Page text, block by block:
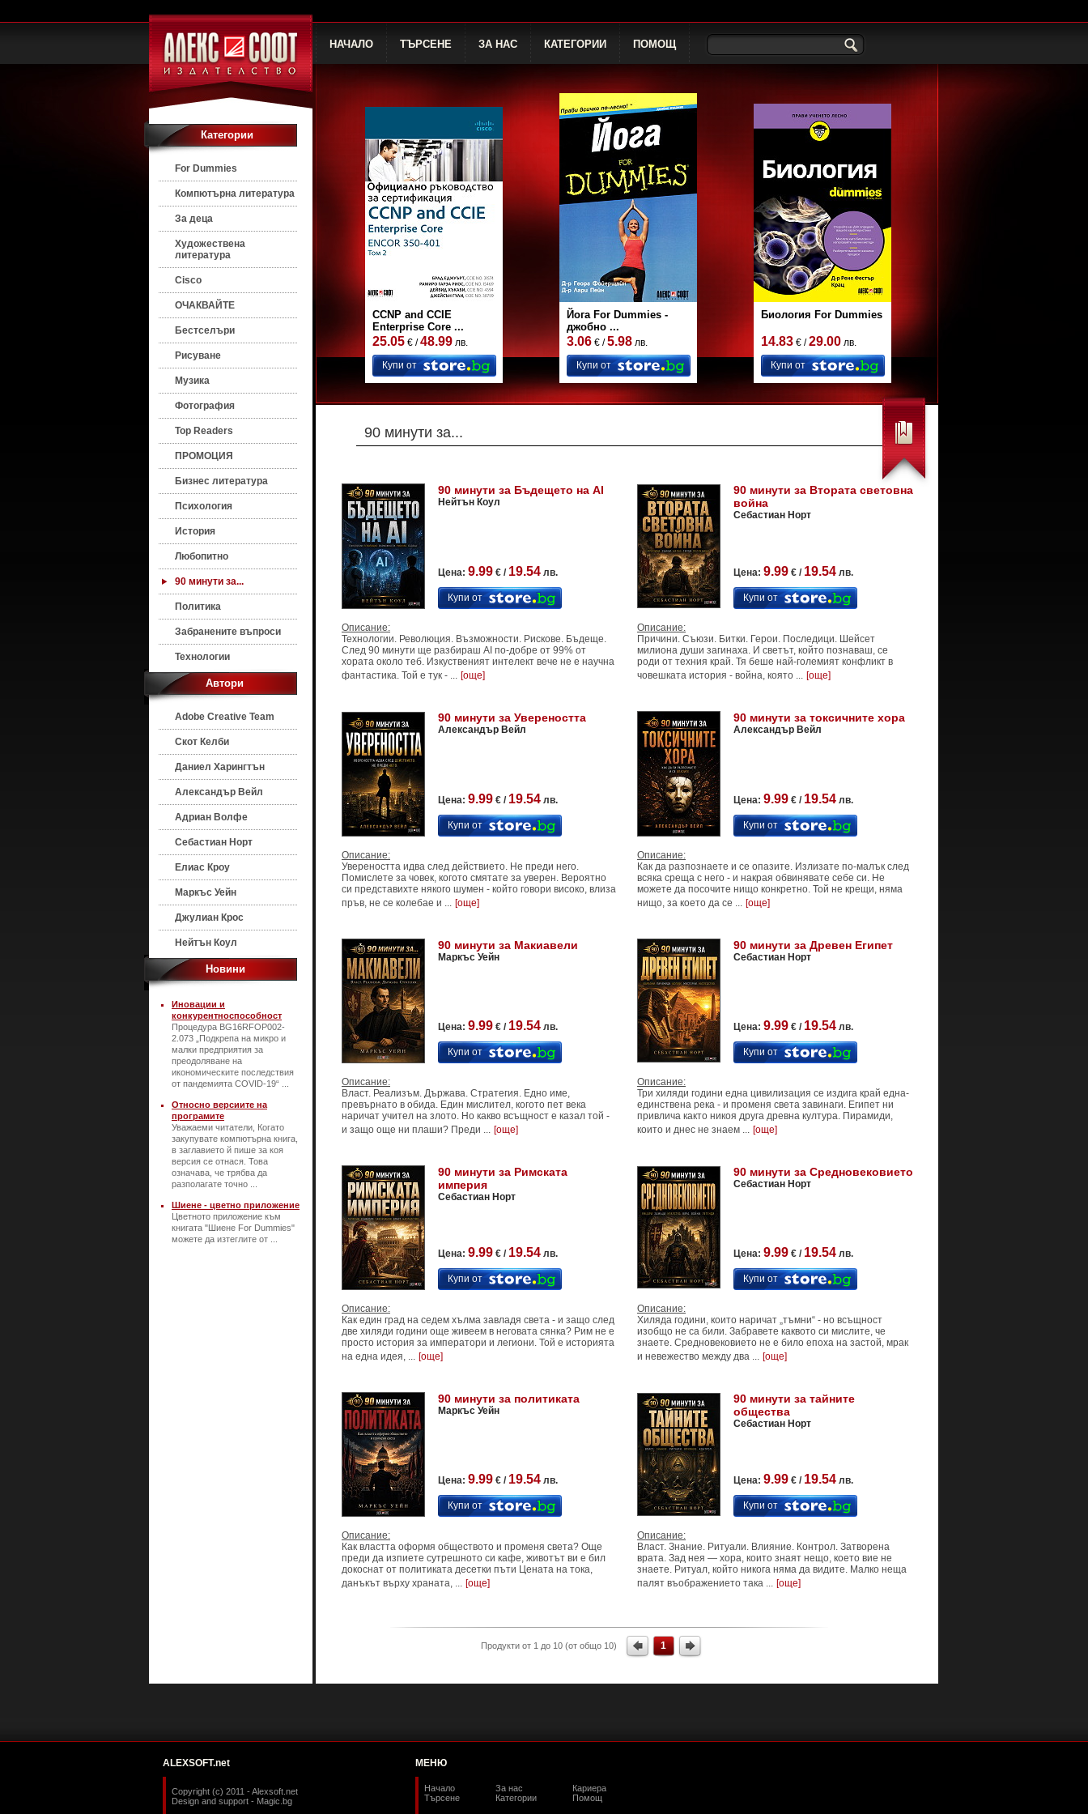
НАЧАЛО ТЪРСЕНЕ ЗА НАС КАТЕГОРИИ ПОМОЩ
Категории
For Dummies
Компютърна литература
За деца
Художествена
литература
Cisco
ОЧАКВАЙТЕ
Бестселъри
Рисуване
Музика
Фотография
Top Readers
ПРОМОЦИЯ
Бизнес литература
Психология
История
Любопитно
90 минути за...
Политика
Забранените въпроси
Технологии
Автори
Adobe Creative Team
Скот Келби
Даниел Харингтън
Александър Вейл
Адриан Волфе
Себастиан Норт
Елиас Кроу
Маркъс Уейн
Джулиан Крос
Нейтън Коул
Новини
Иновации и
конкурентноспособност
Процедура BG16RFOP002-
2.073 „Подкрепа на микро и
малки предприятия за
преодоляване на
икономическите последствия
от пандемията COVID-19“ ...
Относно версиите на
програмите
Уважаеми читатели, Когато
закупувате компютърна книга,
в заглавието й пише за коя
версия се отнася. Това
означава, че трябва да
разполагате точно ...
Шиене - цветно приложение
Цветното приложение към
книгата "Шиене For Dummies"
можете да изтеглите от ...
CCNP and CCIE
Enterprise Core ...
25.05 € /48.99 лв.
Купи от
Йога For Dummies -
джобно ...
3.06 € /5.98 лв.
Купи от
Биология For Dummies
14.83 € /29.00 лв.
Купи от
90 минути за...
90 минути за Бъдещето на AI
Нейтън Коул
90 минути за Втората световна
война
Себастиан Норт
Цена: 9.99 € / 19.54 лв.
Купи от
Цена: 9.99 € / 19.54 лв.
Купи от
Описание:
Технологии. Революция. Възможности. Рискове. Бъдеще.
След 90 минути ще разбираш AI по-добре от 99% от
хората около теб. Изкуственият интелект вече не е научна
фантастика. Той е тук - ... [още]
Описание:
Причини. Съюзи. Битки. Герои. Последици. Шейсет
милиона души загинаха. И светът, който познаваш, се
роди от техния край. Тя беше най-големият конфликт в
човешката история - война, която ... [още]
90 минути за Увереността
Александър Вейл
90 минути за токсичните хора
Александър Вейл
Цена: 9.99 € / 19.54 лв.
Купи от
Цена: 9.99 € / 19.54 лв.
Купи от
Описание:
Увереността идва след действието. Не преди него.
Помислете за човек, когото смятате за уверен. Вероятно
си представихте някого шумен - който говори високо, влиза
пръв, не се колебае и ... [още]
Описание:
Как да разпознаете и се опазите. Излизате по-малък след
всяка среща с него - и накрая обвинявате себе си. Не
можете да посочите нищо конкретно. Той не крещи, няма
нищо, за което да се ... [още]
90 минути за Макиавели
Маркъс Уейн
90 минути за Древен Египет
Себастиан Норт
Цена: 9.99 € / 19.54 лв.
Купи от
Цена: 9.99 € / 19.54 лв.
Купи от
Описание:
Власт. Реализъм. Държава. Стратегия. Едно име,
превърнато в обида. Един мислител, когото пет века
наричат учител на злото. Но какво всъщност е казал той -
и защо още ни плаши? Преди ... [още]
Описание:
Три хиляди години една цивилизация се издига край една-
единствена река - и променя света завинаги. Египет ни
привлича както никоя друга древна култура. Пирамиди,
които и днес не знаем ... [още]
90 минути за Римската
империя
Себастиан Норт
90 минути за Средновековието
Себастиан Норт
Цена: 9.99 € / 19.54 лв.
Купи от
Цена: 9.99 € / 19.54 лв.
Купи от
Описание:
Как един град на седем хълма завладя света - и защо след
две хиляди години още живеем в неговата сянка? Рим не е
просто история за императори и легиони. Той е историята
на една идея, ... [още]
Описание:
Хиляда години, които наричат „тъмни“ - но всъщност
изобщо не са били. Забравете каквото си мислите, че
знаете. Средновековието не е било епоха на застой, мрак
и невежество между два ... [още]
90 минути за политиката
Маркъс Уейн
90 минути за тайните
общества
Себастиан Норт
Цена: 9.99 € / 19.54 лв.
Купи от
Цена: 9.99 € / 19.54 лв.
Купи от
Описание:
Как властта оформя обществото и променя света? Още
преди да изпиете сутрешното си кафе, животът ви е бил
докоснат от политиката десетки пъти Цената на тока,
данъкът върху храната, ... [още]
Описание:
Власт. Знание. Ритуали. Влияние. Контрол. Затворена
врата. Зад нея — хора, които знаят нещо, което вие не
знаете. Ритуал, който никога няма да видите. Малко неща
палят въображението така ... [още]
Продукти от 1 до 10 (от общо 10) 1
ALEXSOFT.net
Copyright (c) 2011 - Alexsoft.net
Design and support - Magic.bg
МЕНЮ
Начало
Търсене
За нас
Категории
Кариера
Помощ